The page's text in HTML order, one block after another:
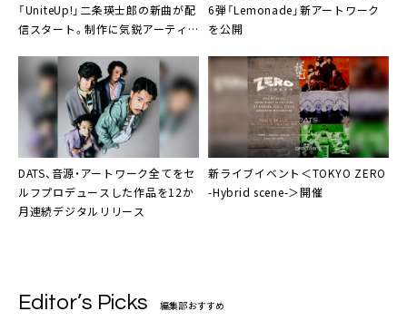
「UniteUp!」二条瑛士郎の新曲が配
信スタート。制作に気鋭アーティ
6弾「Lemonade」新アートワーク
を公開
DATS、音源・アートワーク全てをセ
ルフプロデュースした作品を12か
月連続デジタルリリース
新ライブイベント ＜TOKYO ZERO
-Hybrid scene-＞開催
Editor’s Picks 編集部おすすめ